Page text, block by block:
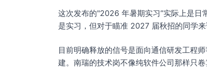
这次发布的"2026 年暑期实习”实际上是
是实习，但对于瞄准 2027 届秋招的同学来
目前明确释放的信号是面向通信研发工程
建。南瑞的技术岗不像纯软件公司那样只